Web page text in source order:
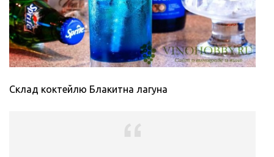
Склад коктейлю Блакитна лагуна